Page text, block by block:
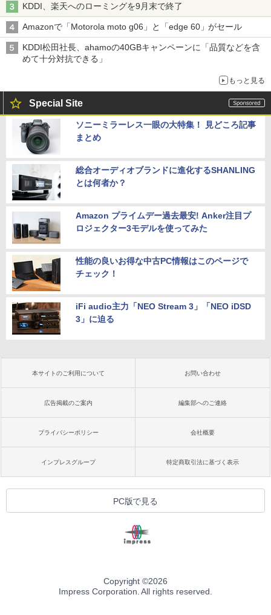
KDDI、楽天へのローミングを9月末で終了
Amazonで「Motorola moto g06」と「edge 60」がセール
KDDI松田社長、ahamoの40GBキャンペーンに「品質などを含
めて十分対抗できる」
もっと見る
Special Site
ソニーミラーレス一眼の大特集！ 見どころ記事
まとめ
総合オーディオブランドに進化するSHANLING
とは何者か？
Amazon プライムデー過去最安! Anker注目プ
ロジェクター3モデルを使ってみた
性能の良いお得な中古PC情報はこのページで
チェック！
iFi audio主力「NEO Stream 3」「NEO iDSD
3」に迫る
本サイトのご利用について お問い合わせ
広告掲載のご案内 編集部へのご連絡
プライバシーポリシー 会社概要
インプレスグループ 特定商取引法に基づく表示
PC版で見る
Copyright ©2026
Impress Corporation. All rights reserved.